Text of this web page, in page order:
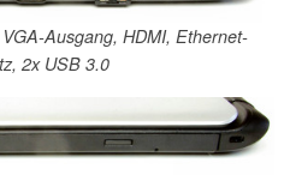
Ausgang, HDMI, Ethernet-
2x USB 3.0